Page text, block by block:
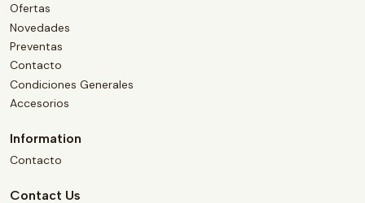
Ofertas
Novedades
Preventas
Contacto
Condiciones Generales
Accesorios
Information
Contacto
Contact Us